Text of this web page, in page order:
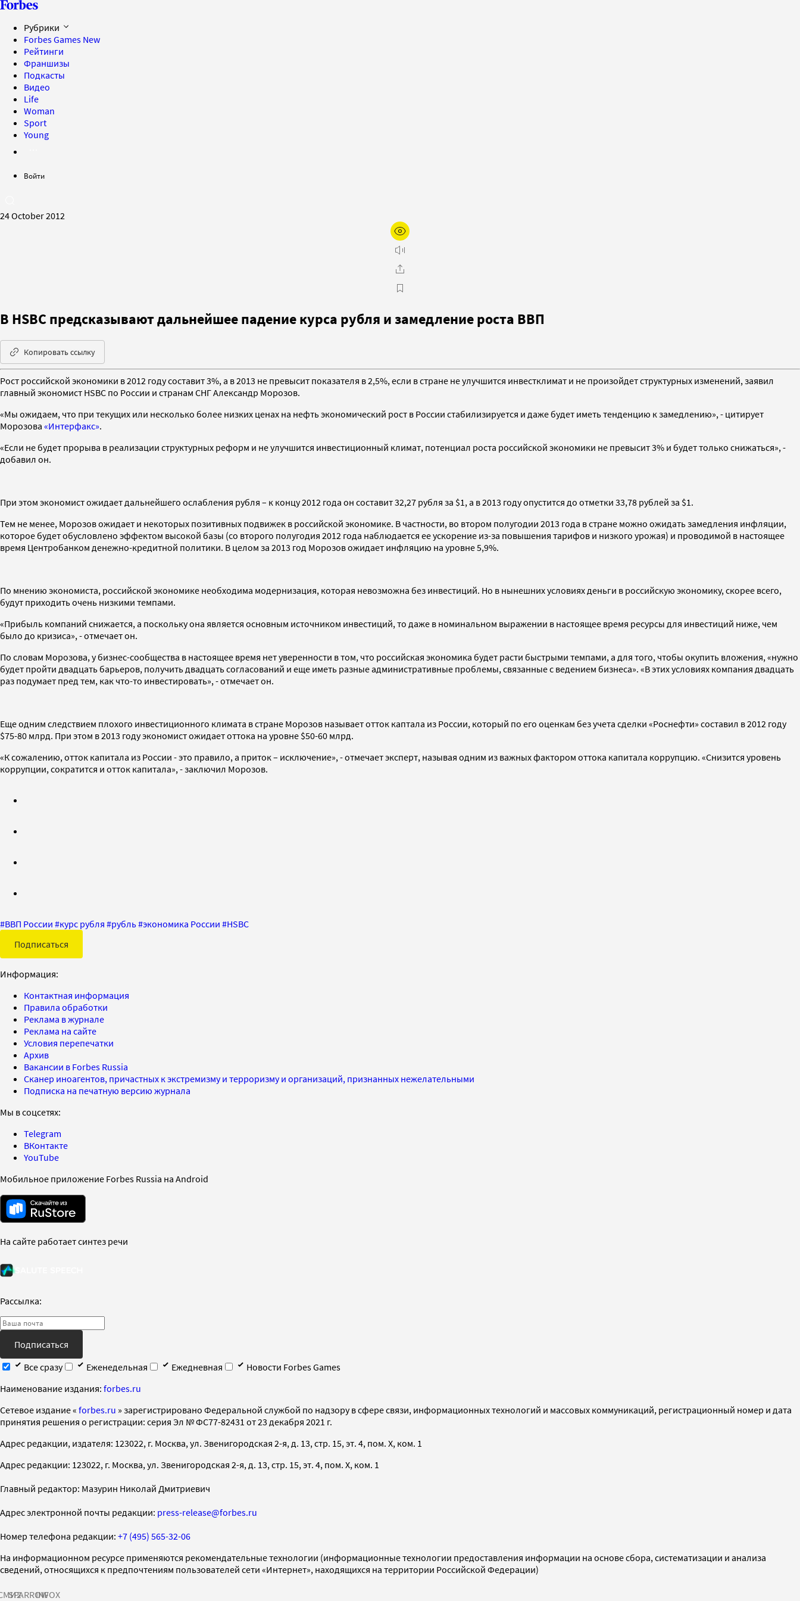
Рубрики
Forbes Games New
Рейтинги
Франшизы
Подкасты
Видео
Life
Woman
Sport
Young
Войти
24 October 2012
В HSBC предсказывают дальнейшее падение курса рубля и замедление роста ВВП
Копировать ссылку
Рост российской экономики в 2012 году составит 3%, а в 2013 не превысит показателя в 2,5%, если в стране не улучшится инвестклимат и не произойдет структурных изменений, заявил
главный экономист HSBC по России и странам СНГ Александр Морозов.
«Мы ожидаем, что при текущих или несколько более низких ценах на нефть экономический рост в России стабилизируется и даже будет иметь тенденцию к замедлению», - цитирует
Морозова «Интерфакс».
«Если не будет прорыва в реализации структурных реформ и не улучшится инвестиционный климат, потенциал роста российской экономики не превысит 3% и будет только снижаться», -
добавил он.
При этом экономист ожидает дальнейшего ослабления рубля – к концу 2012 года он составит 32,27 рубля за $1, а в 2013 году опустится до отметки 33,78 рублей за $1.
Тем не менее, Морозов ожидает и некоторых позитивных подвижек в российской экономике. В частности, во втором полугодии 2013 года в стране можно ожидать замедления инфляции,
которое будет обусловлено эффектом высокой базы (со второго полугодия 2012 года наблюдается ее ускорение из-за повышения тарифов и низкого урожая) и проводимой в настоящее
время Центробанком денежно-кредитной политики. В целом за 2013 год Морозов ожидает инфляцию на уровне 5,9%.
По мнению экономиста, российской экономике необходима модернизация, которая невозможна без инвестиций. Но в нынешних условиях деньги в российскую экономику, скорее всего,
будут приходить очень низкими темпами.
«Прибыль компаний снижается, а поскольку она является основным источником инвестиций, то даже в номинальном выражении в настоящее время ресурсы для инвестиций ниже, чем
было до кризиса», - отмечает он.
По словам Морозова, у бизнес-сообщества в настоящее время нет уверенности в том, что российская экономика будет расти быстрыми темпами, а для того, чтобы окупить вложения, «нужно
будет пройти двадцать барьеров, получить двадцать согласований и еще иметь разные административные проблемы, связанные с ведением бизнеса». «В этих условиях компания двадцать
раз подумает пред тем, как что-то инвестировать», - отмечает он.
Еще одним следствием плохого инвестиционного климата в стране Морозов называет отток каптала из России, который по его оценкам без учета сделки «Роснефти» составил в 2012 году
$75-80 млрд. При этом в 2013 году экономист ожидает оттока на уровне $50-60 млрд.
«К сожалению, отток капитала из России - это правило, а приток – исключение», - отмечает эксперт, называя одним из важных фактором оттока капитала коррупцию. «Снизится уровень
коррупции, сократится и отток капитала», - заключил Морозов.
#ВВП России #курс рубля #рубль#экономика России #HSBC
Подписаться
Информация:
Контактная информация
Правила обработки
Реклама в журнале
Реклама на сайте
Условия перепечатки
Архив
Вакансии в Forbes Russia
Сканер иноагентов, причастных к экстремизму и терроризму и организаций, признанных нежелательными
Подписка на печатную версию журнала
Мы в соцсетях:
Telegram
ВКонтакте
YouTube
Мобильное приложение Forbes Russia на Android
На сайте работает синтез речи
Рассылка:
Подписаться
Все сразу
Еженедельная Ежедневная
Новости Forbes Games
Наименование издания: forbes.ru
Cетевое издание « forbes.ru » зарегистрировано Федеральной службой по надзору в сфере связи, информационных технологий и массовых коммуникаций, регистрационный номер и дата
принятия решения о регистрации: серия Эл № ФС77-82431 от 23 декабря 2021 г.
Адрес редакции, издателя: 123022, г. Москва, ул. Звенигородская 2-я, д. 13, стр. 15, эт. 4, пом. X, ком. 1
Адрес редакции: 123022, г. Москва, ул. Звенигородская 2-я, д. 13, стр. 15, эт. 4, пом. X, ком. 1
Главный редактор: Мазурин Николай Дмитриевич
Адрес электронной почты редакции: press-release@forbes.ru
Номер телефона редакции: +7 (495) 565-32-06
На информационном ресурсе применяются рекомендательные технологии (информационные технологии предоставления информации на основе сбора, систематизации и анализа
сведений, относящихся к предпочтениям пользователей сети «Интернет», находящихся на территории Российской Федерации)
SPARROWINFOX